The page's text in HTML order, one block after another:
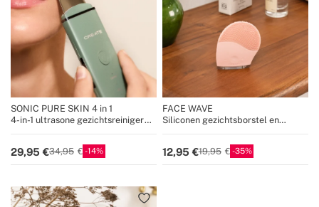
SONIC PURE SKIN 4 in 1
4-in-1 ultrasone gezichtsreiniger
29,95 34,95 14
FACE WAVE
Siliconen gezichtsborstel en
12,95 19,95 35